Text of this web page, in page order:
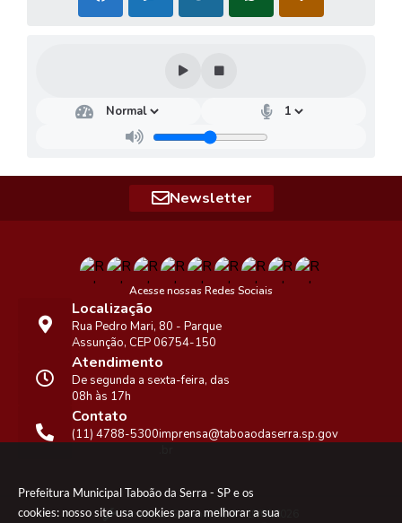
Prefeitura Municipal Taboão da Serra - SP e os
cookies: nosso site usa cookies para melhorar a sua
Newsletter
Acesse nossas Redes Sociais
Localização
Rua Pedro Mari, 80 - Parque
Assunção, CEP 06754-150
Contato
(11) 4788-5300imprensa@taboaodaserra.sp.gov
Atendimento
De segunda a sexta-feira, das
08h às 17h
Versão do Sistema:3.5.3 - 19/06/2026